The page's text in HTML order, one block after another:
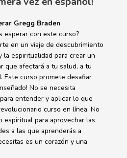
Gregg Braden
esperar con este curso?
en un viaje de descubrimiento
la espiritualidad para crear un
que afectará a tu salud, a tu
Este curso promete desafiar
No se necesita
entender y aplicar lo que
curso en línea. No
espiritual para aprovechar las
a las que aprenderás a
es un corazón y una